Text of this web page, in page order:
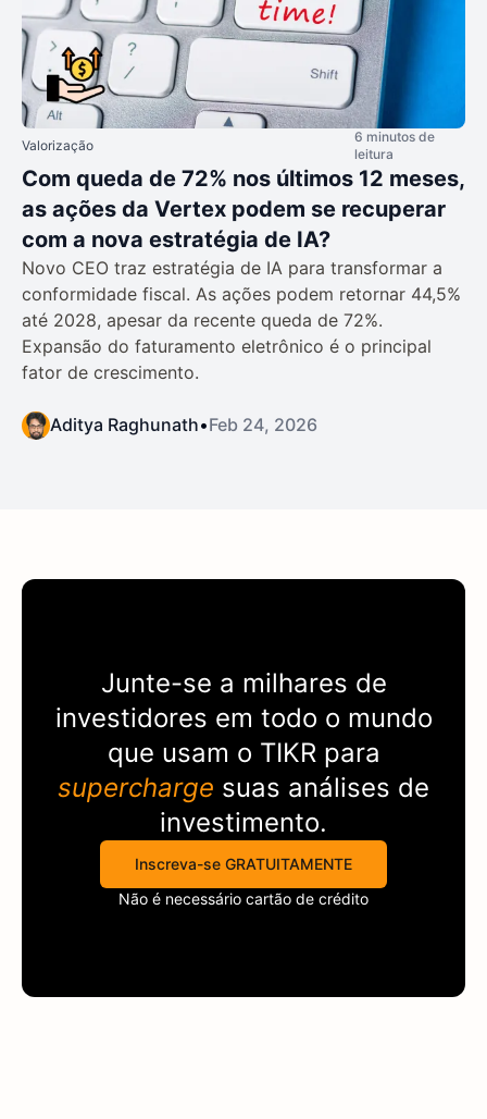
Valorização
6 minutos de
leitura
Com queda de 72% nos últimos 12 meses,
as ações da Vertex podem se recuperar
com a nova estratégia de IA?
Novo CEO traz estratégia de IA para transformar a
conformidade fiscal. As ações podem retornar 44,5%
até 2028, apesar da recente queda de 72%.
Expansão do faturamento eletrônico é o principal
fator de crescimento.
Aditya Raghunath•Feb 24, 2026
Junte-se a milhares de
investidores em todo o mundo
que usam o TIKR para
supercharge suas análises de
investimento.
Inscreva-se GRATUITAMENTE
Não é necessário cartão de crédito